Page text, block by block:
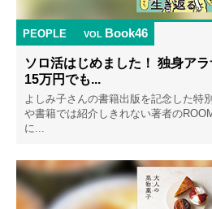
PEOPLE VOL Book46
ソロ活はじめました！ 独身ア
15万円でも...
よしみ子さんの書籍出版を記念した特
や書籍では紹介しきれない著者の
に...